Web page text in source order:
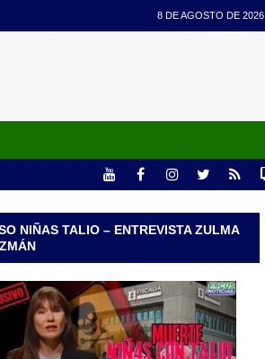
8 DE AGOSTO DE 2026
NIÑAS TALIO – ENTREVISTA ZULMA